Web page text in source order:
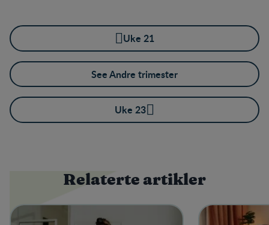
Uke 21
See Andre trimester
Uke 23
Relaterte artikler